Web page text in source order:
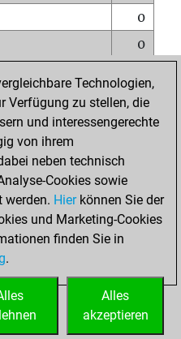
0
0
0
0
0
Technologien,
Verfügung zu stellen, die
und interessengerechte
von ihrem
neben technisch
Cookies sowie
werden. Hierkönnen Sie der
und Marketing-Cookies
finden Sie in
.
Alles
akzeptieren